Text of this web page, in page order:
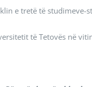
e tretë të
të Tetovës në